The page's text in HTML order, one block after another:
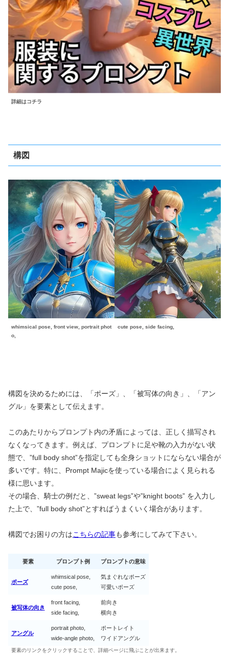
詳細はコチラ
構図
whimsical pose, front view, portrait phot
o,
cute pose, side facing,
構図を決めるためには、「ポーズ」、「被写体の向き」、「アン
グル」を要素として伝えます。
このあたりからプロンプト内の矛盾によっては、正しく描写され
なくなってきます。例えば、プロンプトに足や靴の入力がない状
態で、”full body shot”を指定しても全身ショットにならない場合が
多いです。特に、Prompt Majicを使っている場合によく見られる
様に思います。
その場合、騎士の例だと、”sweat legs”や”knight boots” を入力し
た上で、”full body shot”とすればうまくいく場合があります。
構図でお困りの方はこちらの記事も参考にしてみて下さい。
要素 プロンプト例 プロンプトの意味
ポーズ
whimsical pose,
cute pose,
気まぐれなポーズ
可愛いポーズ
被写体の向き
front facing,
side facing,
前向き
横向き
アングル
portrait photo,
wide-angle photo,
ポートレイト
ワイドアングル
要素のリンクをクリックすることで、詳細ページに飛ぶことが出来ます。